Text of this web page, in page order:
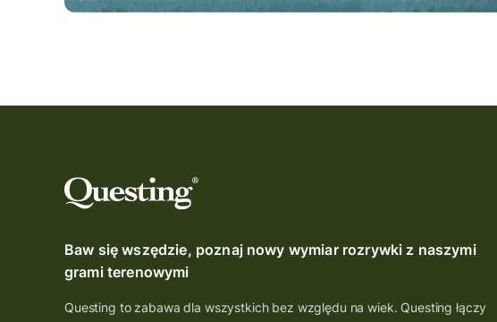
Baw się wszędzie, poznaj nowy wymiar rozrywki z naszymi
grami terenowymi
Questing to zabawa dla wszystkich bez względu na wiek. Questing łączy